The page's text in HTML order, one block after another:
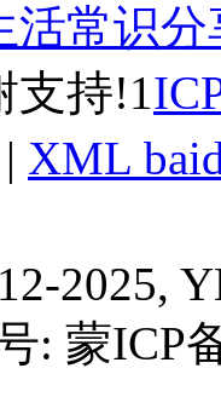
活常识分
支持!1
| XML
2025,
: 蒙ICP